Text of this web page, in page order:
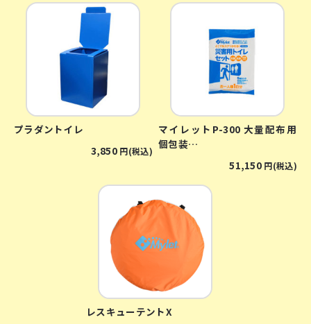
プラダントイレ
3,850 円(税込)
マイレットP-300 大量配布用
個包装…
51,150 円(税込)
レスキューテントX